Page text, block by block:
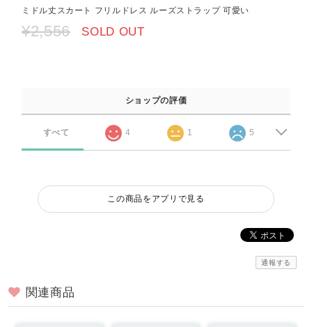
ミドル丈スカート フリルドレス ルーズストラップ 可愛い
¥2,556 SOLD OUT
ショップの評価
すべて 4 1 5
この商品をアプリで見る
通報する
関連商品